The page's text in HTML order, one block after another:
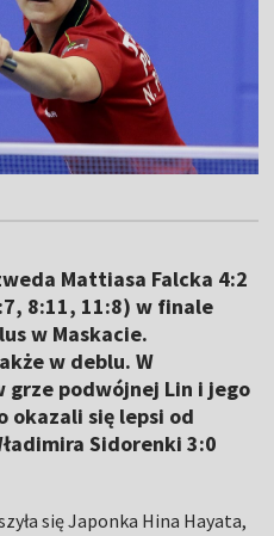
Mattiasa Falcka 4:2
8:11, 11:8) w finale
w Maskacie.
w deblu. W
grze podwójnej Lin i jego
okazali się lepsi od
Sidorenki 3:0
się Japonka Hina Hayata,